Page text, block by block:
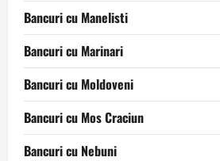
Bancuri cu Manelisti
Bancuri cu Marinari
Bancuri cu Moldoveni
Bancuri cu Mos Craciun
Bancuri cu Nebuni